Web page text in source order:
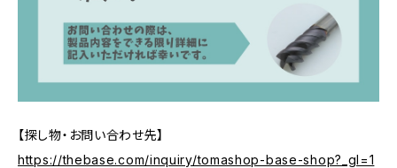
【探し物・お問い合わせ先】
https://thebase.com/inquiry/tomashop-base-shop?_gl=1